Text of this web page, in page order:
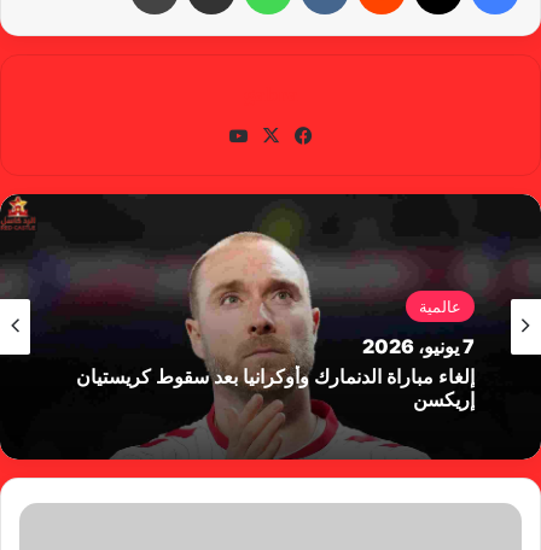
في
وك
X
عالمية
7 يونيو، 2026
إلغاء مباراة الدنمارك وأوكرانيا بعد سقوط كريستيان
إريكسن